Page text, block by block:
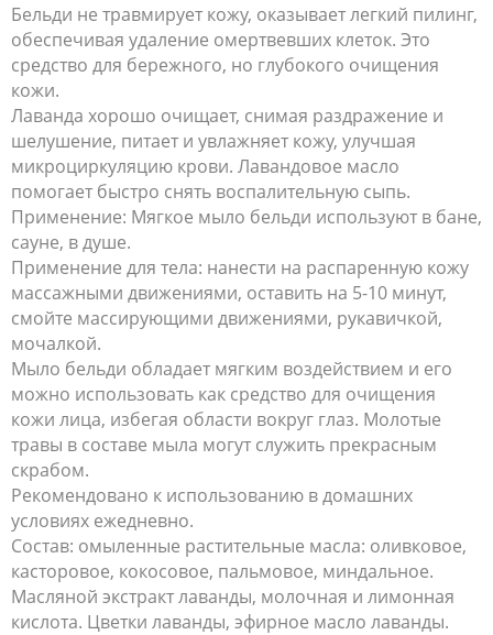
Бельди не травмирует кожу, оказывает легкий пилинг,
обеспечивая удаление омертвевших клеток. Это
средство для бережного, но глубокого очищения
кожи.
Лаванда хорошо очищает, снимая раздражение и
шелушение, питает и увлажняет кожу, улучшая
микроциркуляцию крови. Лавандовое масло
помогает быстро снять воспалительную сыпь.
Применение: Мягкое мыло бельди используют в бане,
сауне, в душе.
Применение для тела: нанести на распаренную кожу
массажными движениями, оставить на 5-10 минут,
смойте массирующими движениями, рукавичкой,
мочалкой.
Мыло бельди обладает мягким воздействием и его
можно использовать как средство для очищения
кожи лица, избегая области вокруг глаз. Молотые
травы в составе мыла могут служить прекрасным
скрабом.
Рекомендовано к использованию в домашних
условиях ежедневно.
Состав: омыленные растительные масла: оливковое,
касторовое, кокосовое, пальмовое, миндальное.
Масляной экстракт лаванды, молочная и лимонная
кислота. Цветки лаванды, эфирное масло лаванды.